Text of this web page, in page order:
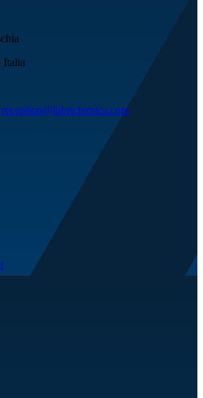
reception@lubrichimica.com